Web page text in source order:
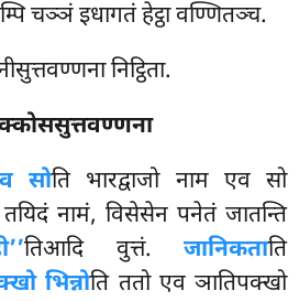
चञ्ञं इधागतं हेट्ठा वण्णितञ्च.
निट्ठिता.
सोति भारद्वाजो नाम एव सो
तयिदं नामं, विसेसेन पनेतं जातन्ति
तिआदि वुत्तं. जानिकताति
भिन्नोति ततो एव ञातिपक्खो